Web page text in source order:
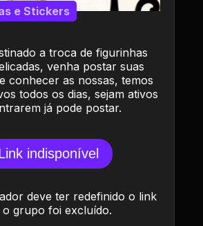
a troca de figurinhas
venha postar suas
conhecer as nossas, temos
todos os dias, sejam ativos
já pode postar.
e Stickers
indisponível
deve ter redefinido o link
grupo foi excluído.